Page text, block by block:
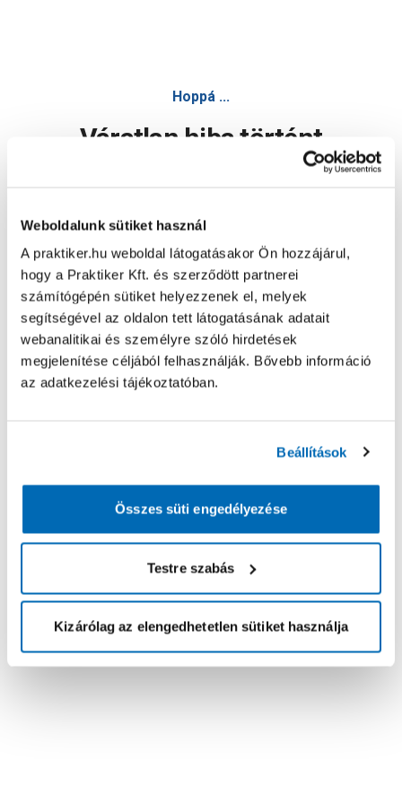
Weboldalunk sütiket használ
A praktiker.hu weboldal látogatásakor Ön hozzájárul,
hogy a Praktiker Kft. és szerződött partnerei
számítógépén sütiket helyezzenek el, melyek
segítségével az oldalon tett látogatásának adatait
webanalitikai és személyre szóló hirdetések
megjelenítése céljából felhasználják. Bővebb információ
az adatkezelési tájékoztatóban.
Beállítások
Összes süti engedélyezése
Testre szabás
Kizárólag az elengedhetetlen sütiket használja
Hoppá ...
Váratlan hiba történt
Oldal újratöltése